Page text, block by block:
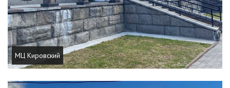
МЦ Кировский